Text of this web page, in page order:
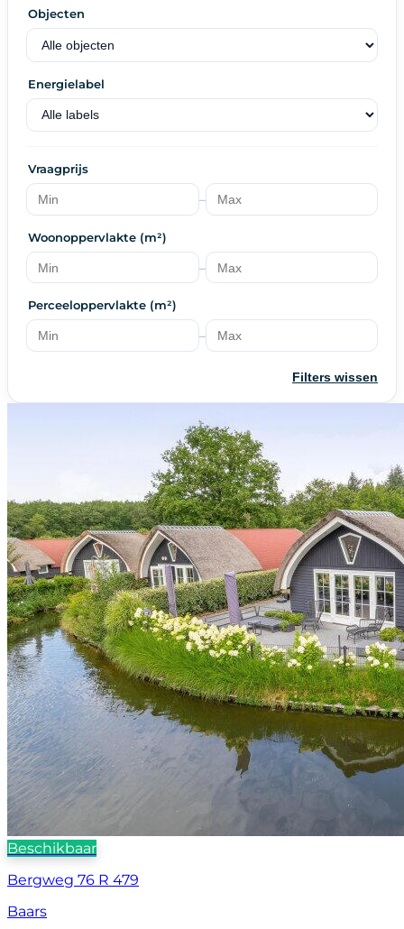
Objecten
Energielabel
Vraagprijs
–
Woonoppervlakte (m²)
–
Perceeloppervlakte (m²)
–
Filters wissen
Beschikbaar
Bergweg 76 R 479
Baars